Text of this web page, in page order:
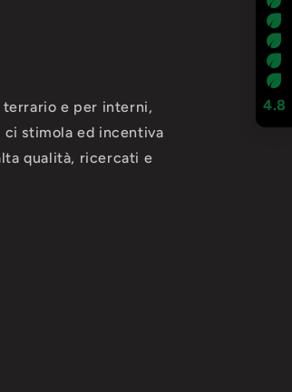
e per interni,
stimola ed incentiva
qualità, ricercati e
4.8